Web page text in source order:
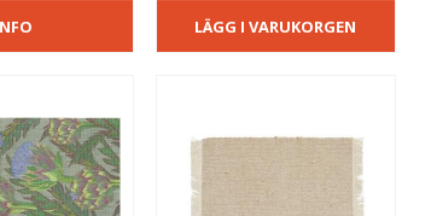
LÄGG I VARUKORGEN